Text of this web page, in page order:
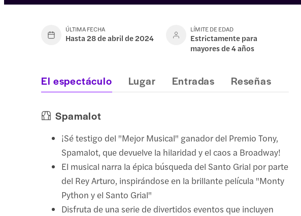
ÚLTIMA FECHA
Hasta 28 de abril de 2024
LÍMITE DE EDAD
Estrictamente para
mayores de 4 años
El espectáculo Lugar Entradas Reseñas
Spamalot
¡Sé testigo del "Mejor Musical" ganador del Premio Tony,
Spamalot, que devuelve la hilaridad y el caos a Broadway!
El musical narra la épica búsqueda del Santo Grial por parte
del Rey Arturo, inspirándose en la brillante película "Monty
Python y el Santo Grial"
Disfruta de una serie de divertidos eventos que incluyen